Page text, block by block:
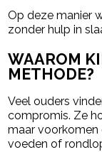
Op deze manier
zonder hulp in
WAAROM
METHODE?
Veel ouders
compromis. Ze
maar voorkomen
voeden of